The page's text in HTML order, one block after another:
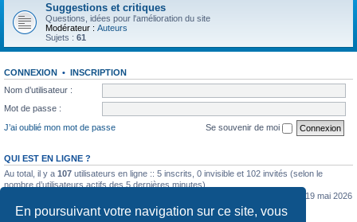
En poursuivant votre navigation sur ce site, vous
Suggestions et critiques
Questions, idées pour l'amélioration du site
Modérateur : Auteurs
Sujets : 61
CONNEXION • INSCRIPTION
Nom d’utilisateur :
Mot de passe :
J’ai oublié mon mot de passe
Se souvenir de moi
QUI EST EN LIGNE ?
Au total, il y a 107 utilisateurs en ligne :: 5 inscrits, 0 invisible et 102 invités (selon le
nombre d’utilisateurs actifs des 5 dernières minutes)
le mar. 19 mai 2026
0:07